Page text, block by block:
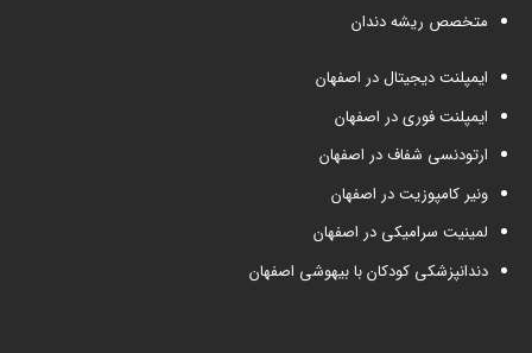
متخصص ریشه دندان
ایمپلنت دیجیتال در اصفهان
ایمپلنت فوری در اصفهان
ارتودنسی شفاف در اصفهان
ونیر کامپوزیت در اصفهان
لمینیت سرامیکی در اصفهان
دندانپزشکی کودکان با بیهوشی اصفهان